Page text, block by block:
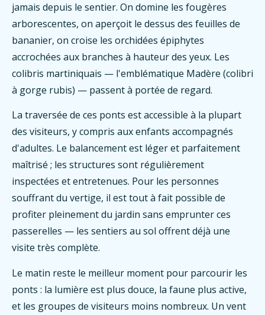
jamais depuis le sentier. On domine les fougères
arborescentes, on aperçoit le dessus des feuilles de
bananier, on croise les orchidées épiphytes
accrochées aux branches à hauteur des yeux. Les
colibris martiniquais — l'emblématique Madère (colibri
à gorge rubis) — passent à portée de regard.
La traversée de ces ponts est accessible à la plupart
des visiteurs, y compris aux enfants accompagnés
d'adultes. Le balancement est léger et parfaitement
maîtrisé ; les structures sont régulièrement
inspectées et entretenues. Pour les personnes
souffrant du vertige, il est tout à fait possible de
profiter pleinement du jardin sans emprunter ces
passerelles — les sentiers au sol offrent déjà une
visite très complète.
Le matin reste le meilleur moment pour parcourir les
ponts : la lumière est plus douce, la faune plus active,
et les groupes de visiteurs moins nombreux. Un vent